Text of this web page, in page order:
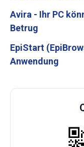
Avira - Ihr PC
Betrug
EpiStart
Anwendung